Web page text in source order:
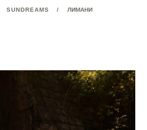
SUNDREAMS ЛИМАНИ